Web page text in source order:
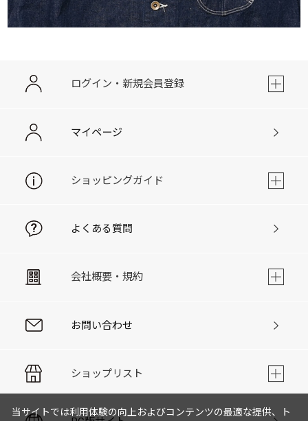
ログイン・新規会員登録
マイページ
ショッピングガイド
よくある質問
会社概要・規約
お問い合わせ
ショップリスト
当サイトでは利用体験の向上およびコンテンツの最適な提供、ト